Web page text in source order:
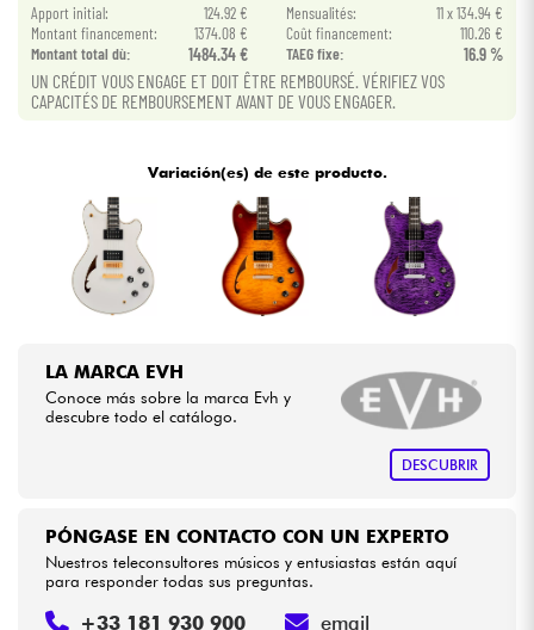
HiFi
Bundle
Apport initial: 124.92 € Mensualités:
11 x 134.94 €
Montant financement:
1374.08 € Coût financement:
110.26 €
Montant total dù:
1484.34 € TAEG fixe: 16.9 %
UN CRÉDIT VOUS ENGAGE ET DOIT ÊTRE REMBOURSÉ. VÉRIFIEZ VOS
CAPACITÉS DE REMBOURSEMENT AVANT DE VOUS ENGAGER.
Variación(es) de este producto.
LA MARCA EVH
Conoce más sobre la marca Evh y
descubre todo el catálogo.
DESCUBRIR
PÓNGASE EN CONTACTO CON UN EXPERTO
Nuestros teleconsultores músicos y entusiastas están aquí
para responder todas sus preguntas.
+33 181 930 900 email